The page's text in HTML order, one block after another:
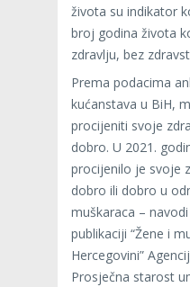
života su indikator
broj godina života
zdravlju, bez
Prema podacima
kućanstava u BiH,
procijeniti svoje
dobro. U 2021.
procijenilo je svoje
dobro ili dobro u
muškaraca –
publikaciji “Žene i
Hercegovini”
Prosječna starost